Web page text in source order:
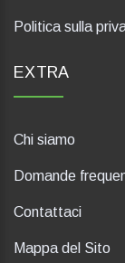
Politica sulla
EXTRA
Chi siamo
Domande
Contattaci
Mappa del Sito